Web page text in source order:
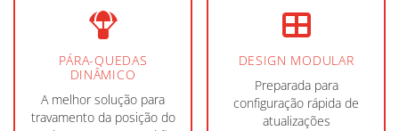
PÁRA-QUEDAS
DINÂMICO
A melhor solução para
travamento da posição do
DESIGN MODULAR
Preparada para
configuração rápida de
atualizações